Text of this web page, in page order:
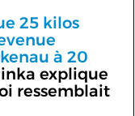
25 kilos
à 20
explique
ressemblait